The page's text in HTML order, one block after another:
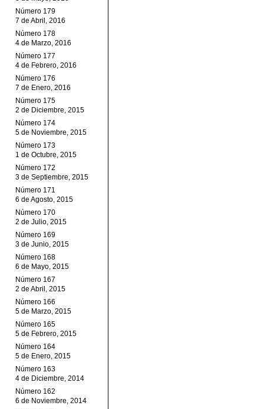
Número 179
7 de Abril, 2016
Número 178
4 de Marzo, 2016
Número 177
4 de Febrero, 2016
Número 176
7 de Enero, 2016
Número 175
2 de Diciembre, 2015
Número 174
5 de Noviembre, 2015
Número 173
1 de Octubre, 2015
Número 172
3 de Septiembre, 2015
Número 171
6 de Agosto, 2015
Número 170
2 de Julio, 2015
Número 169
3 de Junio, 2015
Número 168
6 de Mayo, 2015
Número 167
2 de Abril, 2015
Número 166
5 de Marzo, 2015
Número 165
5 de Febrero, 2015
Número 164
5 de Enero, 2015
Número 163
4 de Diciembre, 2014
Número 162
6 de Noviembre, 2014